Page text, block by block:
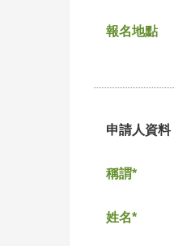
報名地點
申請人資料
稱謂*
姓名*